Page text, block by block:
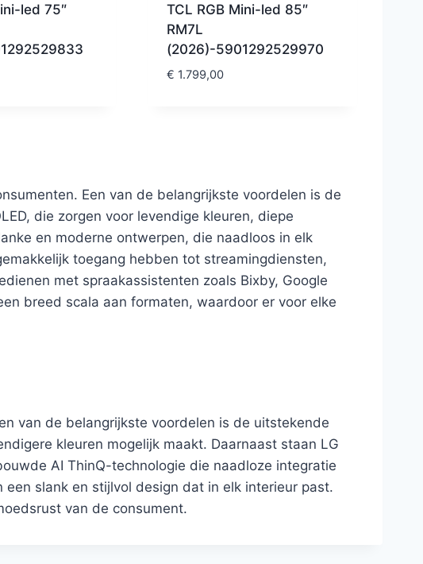
led 75″
TCL RGB Mini-led 85″
RM7L
(2026)-5901292529970
€ 1.799,00
Een van de belangrijkste voordelen is de
die zorgen voor levendige kleuren, diepe
en moderne ontwerpen, die naadloos in elk
toegang hebben tot streamingdiensten,
met spraakassistenten zoals Bixby, Google
breed scala aan formaten, waardoor er voor elke
van de belangrijkste voordelen is de uitstekende
kleuren mogelijk maakt. Daarnaast staan LG
AI ThinQ-technologie die naadloze integratie
slank en stijlvol design dat in elk interieur past.
van de consument.